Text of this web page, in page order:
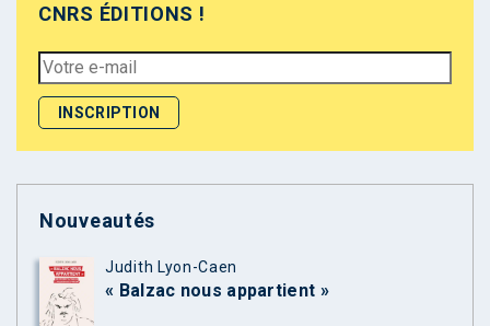
CNRS ÉDITIONS !
Nouveautés
Judith Lyon-Caen
« Balzac nous appartient »